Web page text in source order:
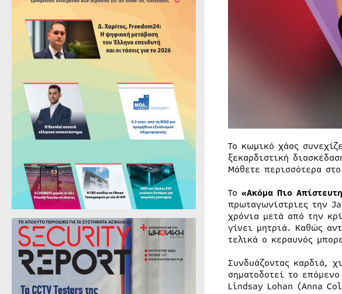
Το κωμικό χάος
ξεκαρδιστική
Μάθετε περισσότερα στο
Το «Ακόμα Πιο
πρωταγωνίστριες την
χρόνια μετά από την
γίνει μητριά. Καθώς
τελικά ο κεραυνός
Συνδυάζοντας καρδιά,
σηματοδοτεί το
Lindsay Lohan (Anna